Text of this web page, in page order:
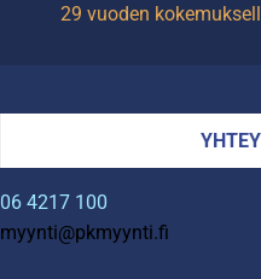
29 vuoden
06 4217 100
myynti@pkmyynti.fi